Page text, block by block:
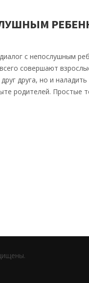
с непослушным
совершают
друга, но и
родителей. Простые